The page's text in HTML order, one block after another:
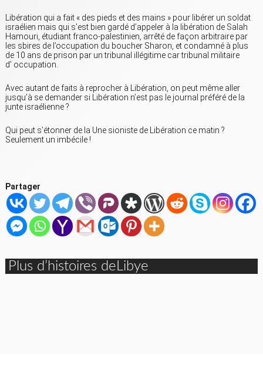
Libération qui a fait « des pieds et des mains » pour libérer un soldat
israélien mais qui s’est bien gardé d’appeler à la libération de Salah
Hamouri, étudiant franco-palestinien, arrêté de façon arbitraire par
les sbires de l’occupation du boucher Sharon, et condamné à plus
de 10 ans de prison par un tribunal illégitime car tribunal militaire
d’ occupation.
Avec autant de faits à reprocher à Libération, on peut même aller
jusqu’à se demander si Libération n’est pas le journal préféré de la
junte israélienne ?
Qui peut s’étonner de la Une sioniste de Libération ce matin ?
Seulement un imbécile !
Partager
Plus d’histoires deLibye